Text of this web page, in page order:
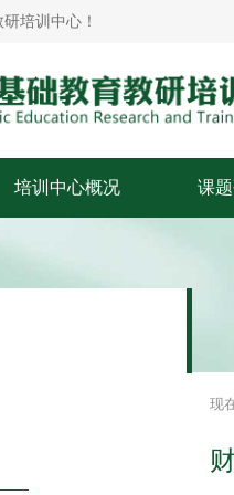
培训中心！
培训中心概况
领导简介
课
现